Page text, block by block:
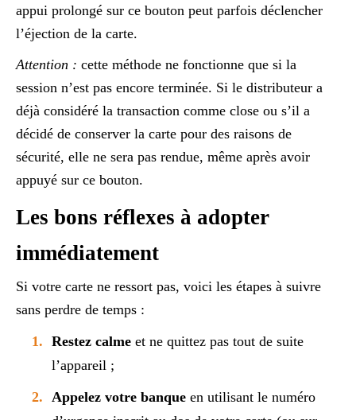
appui prolongé sur ce bouton peut parfois déclencher
l’éjection de la carte.
Attention : cette méthode ne fonctionne que si la
session n’est pas encore terminée. Si le distributeur a
déjà considéré la transaction comme close ou s’il a
décidé de conserver la carte pour des raisons de
sécurité, elle ne sera pas rendue, même après avoir
appuyé sur ce bouton.
Les bons réflexes à adopter
immédiatement
Si votre carte ne ressort pas, voici les étapes à suivre
sans perdre de temps :
Restez calme et ne quittez pas tout de suite
l’appareil ;
Appelez votre banque en utilisant le numéro